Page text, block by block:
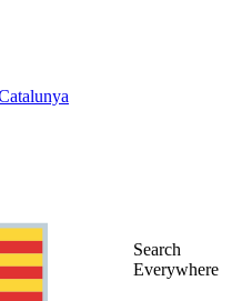
Search
Everywhere